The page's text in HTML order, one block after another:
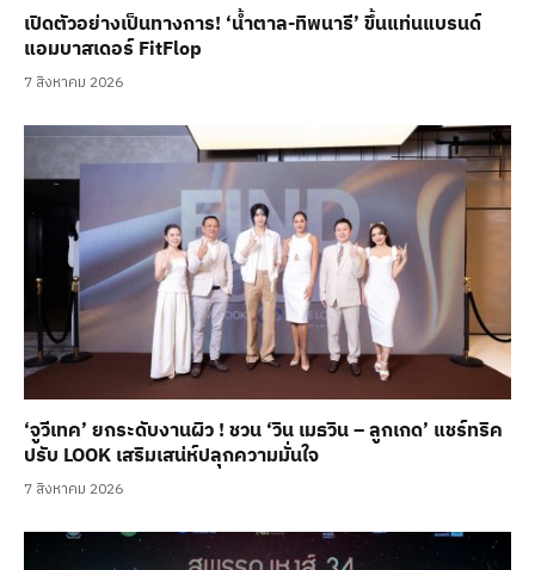
เปิดตัวอย่างเป็นทางการ! ‘น้ำตาล-ทิพนารี’ ขึ้นแท่นแบรนด์
แอมบาสเดอร์ FitFlop
7 สิงหาคม 2026
‘จูวีเทค’ ยกระดับงานผิว ! ชวน ‘วิน เมธวิน – ลูกเกด’ แชร์ทริค
ปรับ LOOK เสริมเสน่ห์ปลุกความมั่นใจ
7 สิงหาคม 2026